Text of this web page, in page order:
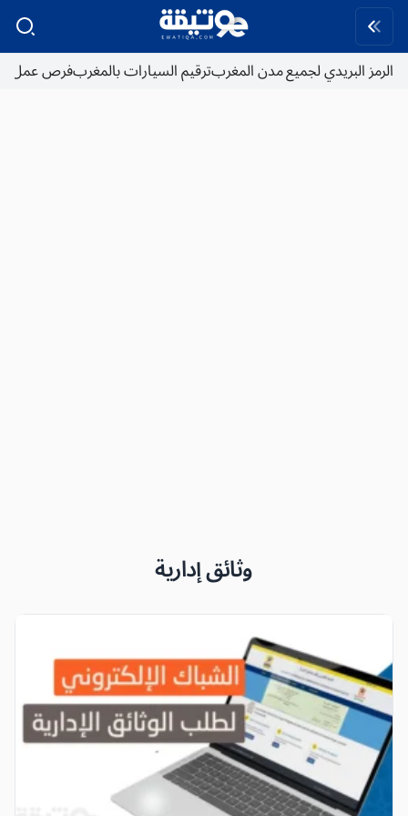
الرمز البريدي لجميع مدن المغربترقيم السيارات بالمغربفرص عمل
وثائق إدارية